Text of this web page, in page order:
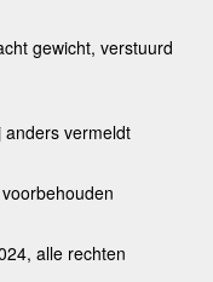
gewicht, verstuurd
anders vermeldt
alle rechten